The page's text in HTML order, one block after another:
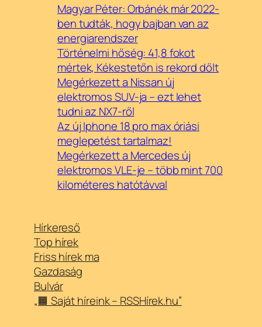
Magyar Péter: Orbánék már 2022-
ben tudták, hogy bajban van az
energiarendszer
Történelmi hőség: 41,8 fokot
mértek, Kékestetőn is rekord dőlt
Megérkezett a Nissan új
elektromos SUV-ja – ezt lehet
tudni az NX7-ről
Az új Iphone 18 pro max óriási
meglepetést tartalmaz!
Megérkezett a Mercedes új
elektromos VLE-je – több mint 700
kilométeres hatótávval
Hírkereső
Top hírek
Friss hírek ma
Gazdaság
Bulvár
„🟧 Saját híreink – RSSHírek.hu”